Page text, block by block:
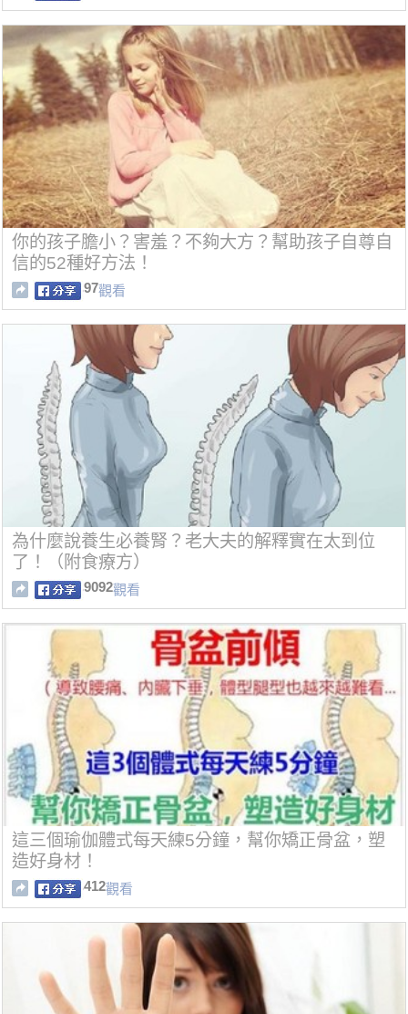
你的孩子膽小？害羞？不夠大方？幫助孩子自尊自
信的52種好方法！
97觀看
為什麼說養生必養腎？老大夫的解釋實在太到位
了！（附食療方）
9092觀看
這三個瑜伽體式每天練5分鐘，幫你矯正骨盆，塑
造好身材！
412觀看